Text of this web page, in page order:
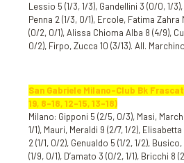
Lessio 5 (1/3, 1/3), Gandellini 3 (0/0, 1/
Penna 2 (1/3, 0/1), Ercole, Fatima Zahra
(0/2, 0/1), Alissa Chioma Alba 8 (4/9),
0/2), Firpo, Zucca 10 (3/13). All. Marchino
San Gabriele Milano-Club Bk
19, 8-18, 12-15, 13-18)
Milano: Gipponi 5 (2/5, 0/3), Masi,
1/1), Mauri, Meraldi 9 (2/7, 1/2),
2 (1/1, 0/2), Genualdo 5 (1/2, 1/2),
(1/9, 0/1), D’amato 3 (0/2, 1/1), Bricchi 8